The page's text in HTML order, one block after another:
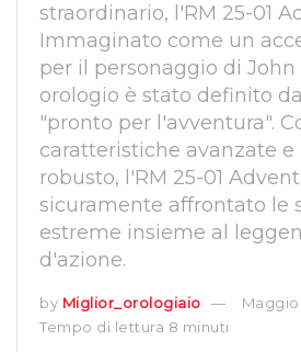
straordinario, l'RM 25-01
Immaginato come un
per il personaggio di
orologio è stato definito
"pronto per l'avventura".
caratteristiche avanzate e
robusto, l'RM 25-01
sicuramente affrontato le
estreme insieme al
d'azione.
by Miglior_orologiaio
Maggio
Tempo di lettura 8 minuti